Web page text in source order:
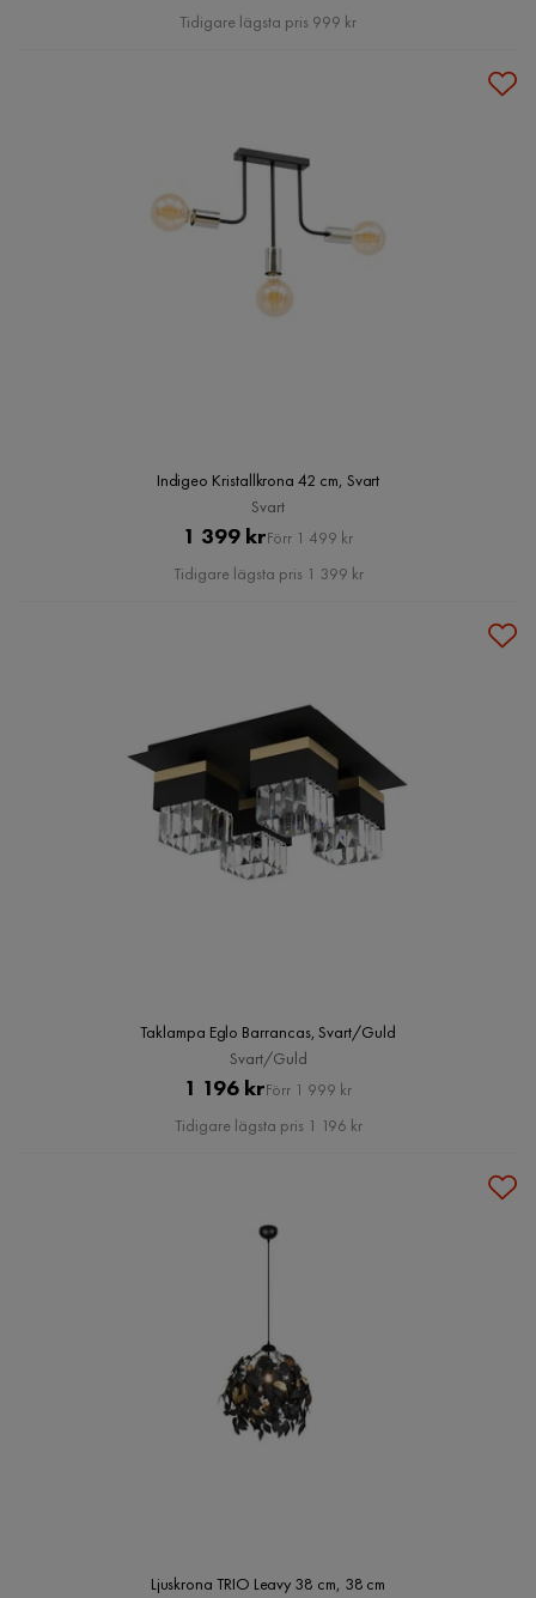
Pris
Tidigare lägsta pris 999 kr
Indigeo Kristallkrona 42 cm, Svart
Svart
Pris
1 399 krOriginal
Pris
Förr 1 499 kr
Tidigare lägsta pris 1 399 kr
Taklampa Eglo Barrancas, Svart/Guld
Svart/Guld
Pris
1 196 krOriginal
Pris
Förr 1 999 kr
Tidigare lägsta pris 1 196 kr
Ljuskrona TRIO Leavy 38 cm, 38 cm